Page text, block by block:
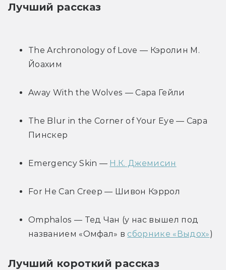
Лучший рассказ
The Archronology of Love — Кэролин М.
Йоахим
Away With the Wolves — Сара Гейли
The Blur in the Corner of Your Eye — Сара
Пинскер
Emergency Skin — Н.К. Джемисин
For He Can Creep — Шивон Кэррол
Omphalos — Тед Чан (у нас вышел под
названием «Омфал» в сборнике «Выдох»)
Лучший короткий рассказ